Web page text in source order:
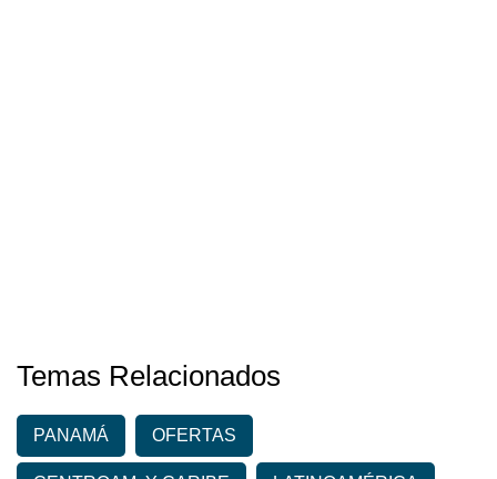
Temas Relacionados
PANAMÁ OFERTAS